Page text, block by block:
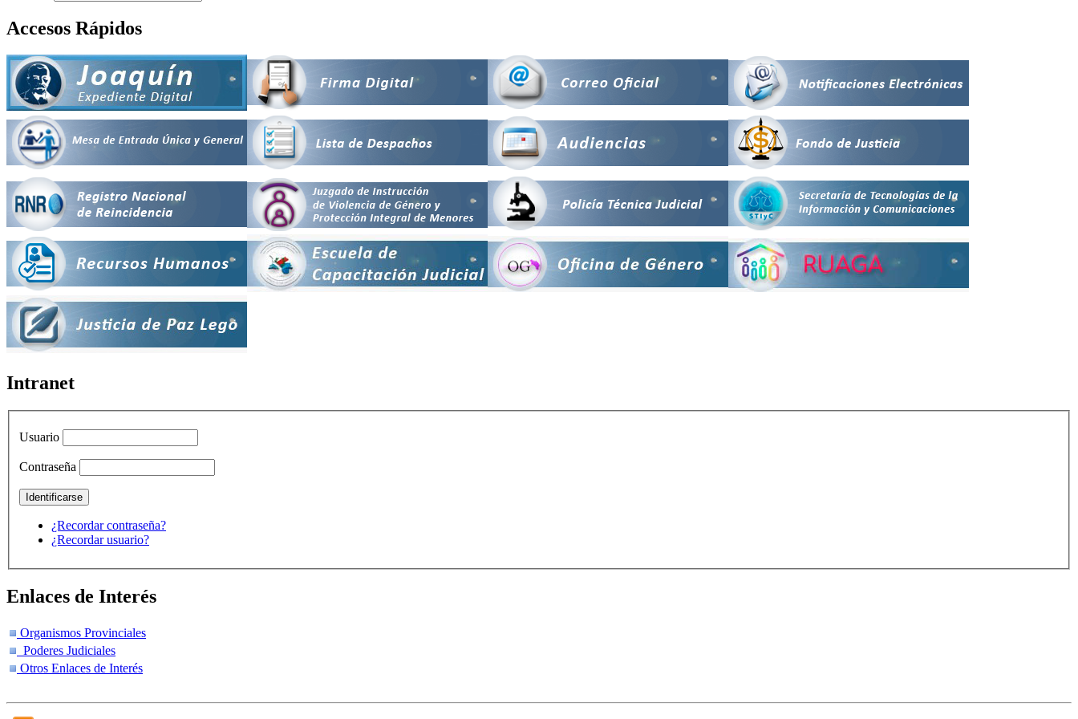
Accesos Rápidos
Intranet
Usuario
Contraseña
¿Recordar contraseña?
¿Recordar usuario?
Enlaces de Interés
Organismos Provinciales
Poderes Judiciales
Otros Enlaces de Interés